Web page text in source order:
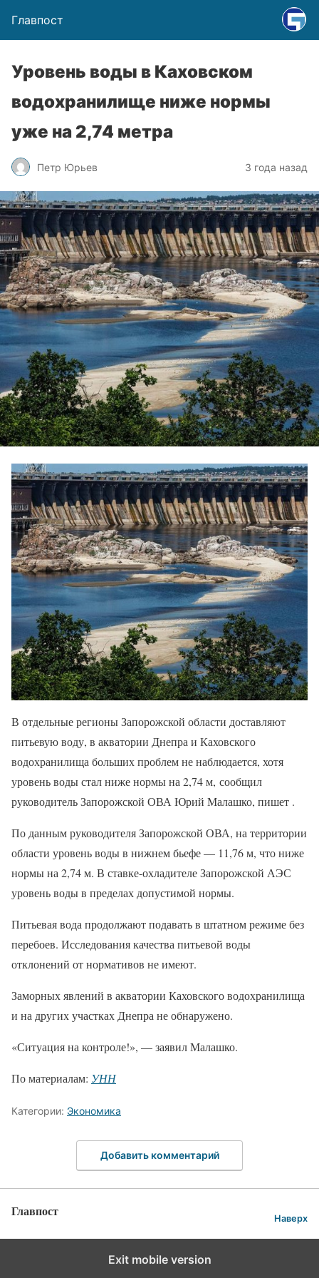
Главпост
Уровень воды в Каховском
водохранилище ниже нормы
уже на 2,74 метра
Петр Юрьев 3 года назад
В отдельные регионы Запорожской области доставляют
питьевую воду, в акватории Днепра и Каховского
водохранилища больших проблем не наблюдается, хотя
уровень воды стал ниже нормы на 2,74 м, сообщил
руководитель Запорожской ОВА Юрий Малашко, пишет .
По данным руководителя Запорожской ОВА, на территории
области уровень воды в нижнем бьефе — 11,76 м, что ниже
нормы на 2,74 м. В ставке-охладителе Запорожской АЭС
уровень воды в пределах допустимой нормы.
Питьевая вода продолжают подавать в штатном режиме без
перебоев. Исследования качества питьевой воды
отклонений от нормативов не имеют.
Заморных явлений в акватории Каховского водохранилища
и на других участках Днепра не обнаружено.
«Ситуация на контроле!», — заявил Малашко.
По материалам: УНН
Категории: Экономика
Добавить комментарий
Главпост Наверх
Exit mobile version